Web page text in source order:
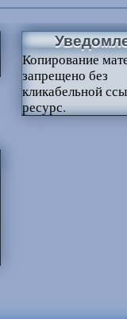
Копирование
запрещено без
кликабельной
ресурс.